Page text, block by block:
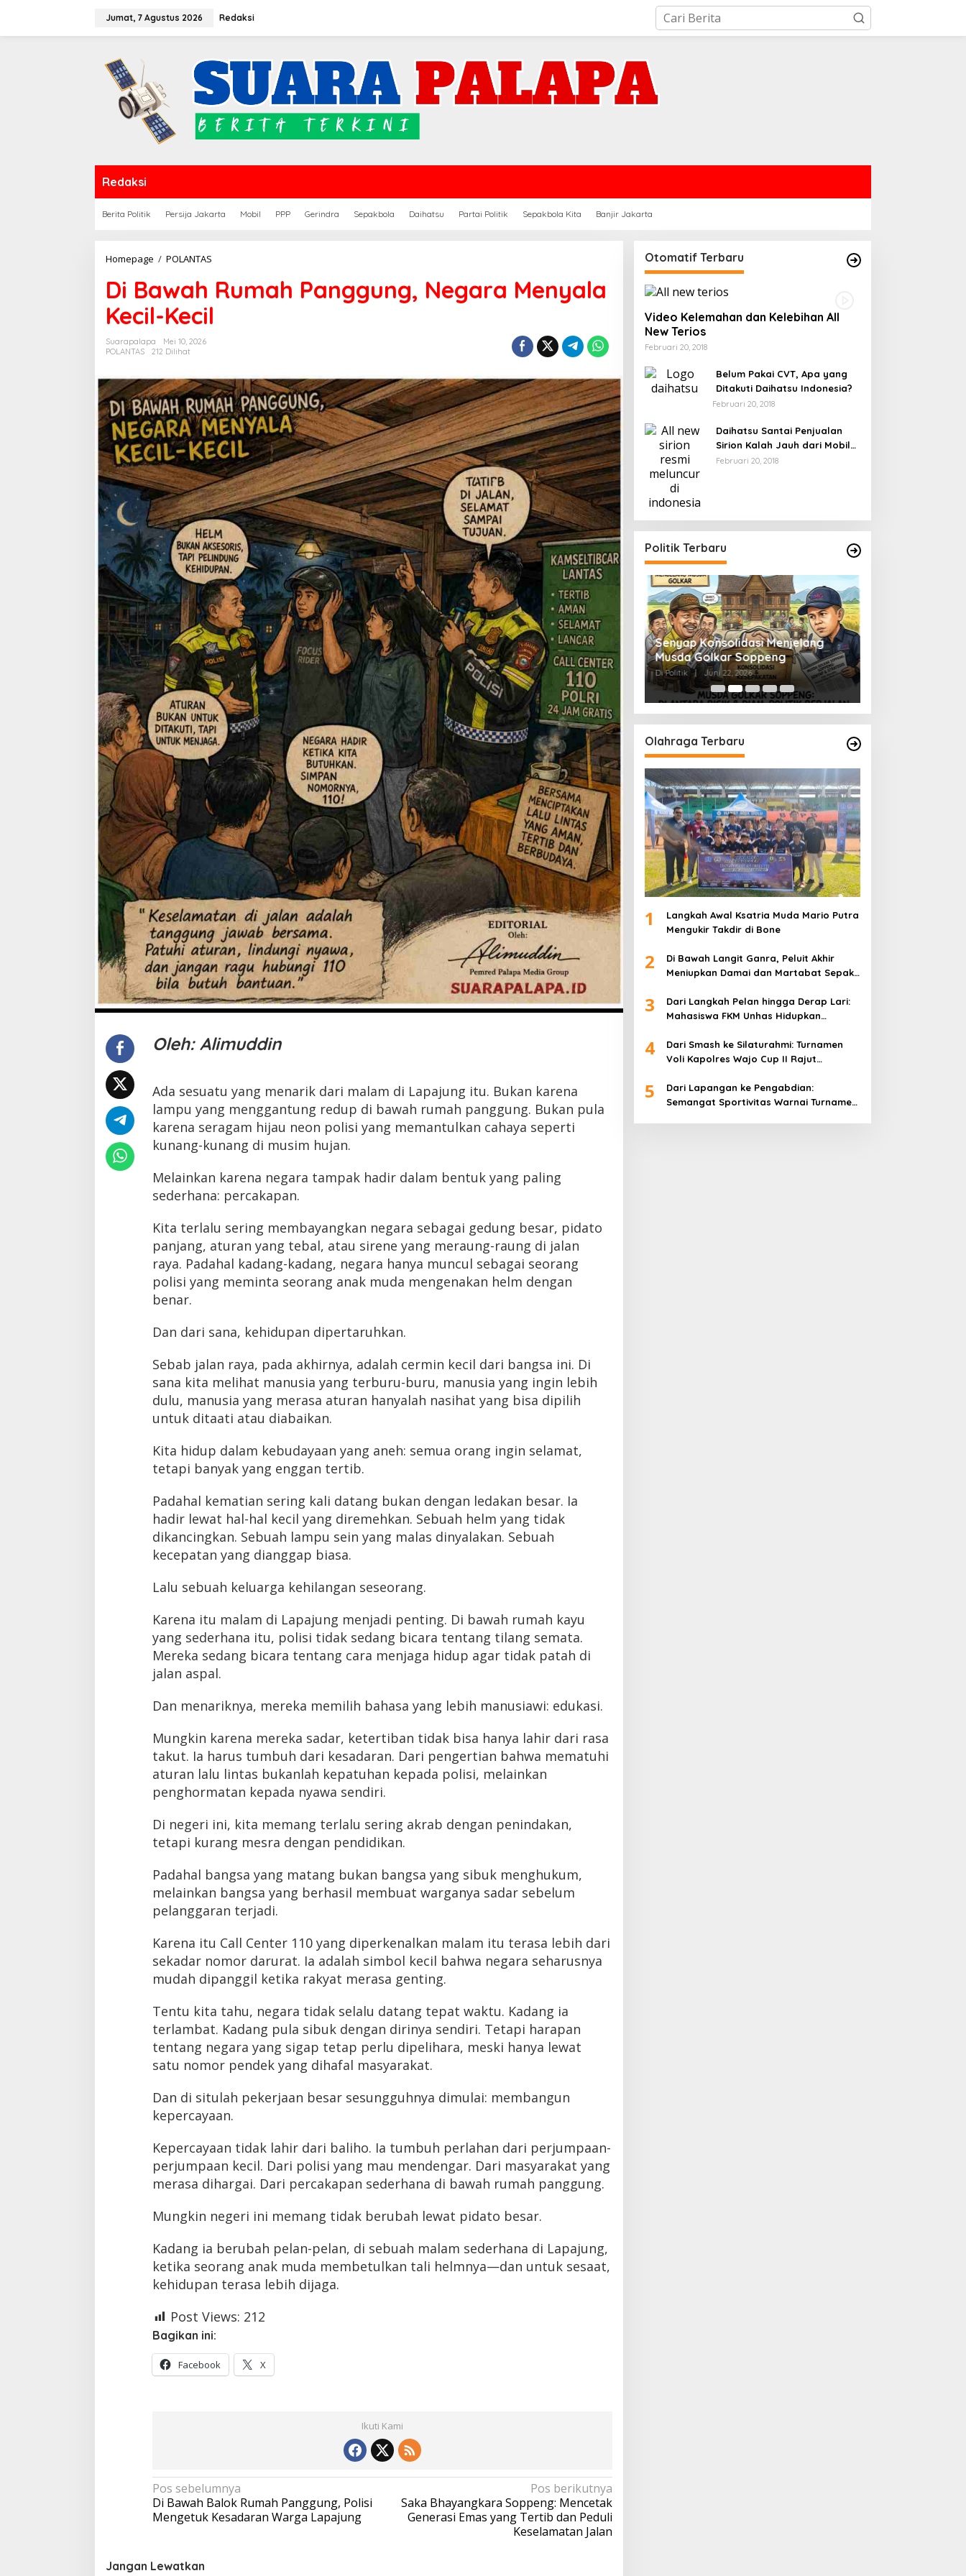
konten
Jumat, 7 Agustus 2026 Redaksi
Redaksi
Berita Politik Persija Jakarta Mobil PPP Gerindra Sepakbola Daihatsu Partai Politik Sepakbola Kita Banjir Jakarta
Homepage / POLANTAS
Rumah
Panggung,
Di Bawah Rumah Panggung, Negara Menyala
Kecil-Kecil
Suarapalapa
Mei 10, 2026
POLANTAS
212 Dilihat
Oleh: Alimuddin
Ada sesuatu yang menarik dari malam di Lapajung itu. Bukan karena
lampu yang menggantung redup di bawah rumah panggung. Bukan pula
karena seragam hijau neon polisi yang memantulkan cahaya seperti
kunang-kunang di musim hujan.
Melainkan karena negara tampak hadir dalam bentuk yang paling
sederhana: percakapan.
Kita terlalu sering membayangkan negara sebagai gedung besar, pidato
panjang, aturan yang tebal, atau sirene yang meraung-raung di jalan
raya. Padahal kadang-kadang, negara hanya muncul sebagai seorang
polisi yang meminta seorang anak muda mengenakan helm dengan
benar.
Dan dari sana, kehidupan dipertaruhkan.
Sebab jalan raya, pada akhirnya, adalah cermin kecil dari bangsa ini. Di
sana kita melihat manusia yang terburu-buru, manusia yang ingin lebih
dulu, manusia yang merasa aturan hanyalah nasihat yang bisa dipilih
untuk ditaati atau diabaikan.
Kita hidup dalam kebudayaan yang aneh: semua orang ingin selamat,
tetapi banyak yang enggan tertib.
Padahal kematian sering kali datang bukan dengan ledakan besar. Ia
hadir lewat hal-hal kecil yang diremehkan. Sebuah helm yang tidak
dikancingkan. Sebuah lampu sein yang malas dinyalakan. Sebuah
kecepatan yang dianggap biasa.
Lalu sebuah keluarga kehilangan seseorang.
Karena itu malam di Lapajung menjadi penting. Di bawah rumah kayu
yang sederhana itu, polisi tidak sedang bicara tentang tilang semata.
Mereka sedang bicara tentang cara menjaga hidup agar tidak patah di
jalan aspal.
Dan menariknya, mereka memilih bahasa yang lebih manusiawi: edukasi.
Mungkin karena mereka sadar, ketertiban tidak bisa hanya lahir dari rasa
takut. Ia harus tumbuh dari kesadaran. Dari pengertian bahwa mematuhi
aturan lalu lintas bukanlah kepatuhan kepada polisi, melainkan
penghormatan kepada nyawa sendiri.
Di negeri ini, kita memang terlalu sering akrab dengan penindakan,
tetapi kurang mesra dengan pendidikan.
Padahal bangsa yang matang bukan bangsa yang sibuk menghukum,
melainkan bangsa yang berhasil membuat warganya sadar sebelum
pelanggaran terjadi.
Karena itu Call Center 110 yang diperkenalkan malam itu terasa lebih dari
sekadar nomor darurat. Ia adalah simbol kecil bahwa negara seharusnya
mudah dipanggil ketika rakyat merasa genting.
Tentu kita tahu, negara tidak selalu datang tepat waktu. Kadang ia
terlambat. Kadang pula sibuk dengan dirinya sendiri. Tetapi harapan
tentang negara yang sigap tetap perlu dipelihara, meski hanya lewat
satu nomor pendek yang dihafal masyarakat.
Dan di situlah pekerjaan besar sesungguhnya dimulai: membangun
kepercayaan.
Kepercayaan tidak lahir dari baliho. Ia tumbuh perlahan dari perjumpaan-
perjumpaan kecil. Dari polisi yang mau mendengar. Dari masyarakat yang
merasa dihargai. Dari percakapan sederhana di bawah rumah panggung.
Mungkin negeri ini memang tidak berubah lewat pidato besar.
Kadang ia berubah pelan-pelan, di sebuah malam sederhana di Lapajung,
ketika seorang anak muda membetulkan tali helmnya—dan untuk sesaat,
kehidupan terasa lebih dijaga.
Post Views: 212
Bagikan ini:
Facebook X
Ikuti Kami
Navigasi
pos
Pos sebelumnya
Di Bawah Balok Rumah Panggung, Polisi
Mengetuk Kesadaran Warga Lapajung
Pos berikutnya
Saka Bhayangkara Soppeng: Mencetak
Generasi Emas yang Tertib dan Peduli
Keselamatan Jalan
Jangan Lewatkan
Otomatif Terbaru
Video Kelemahan dan Kelebihan All
New Terios
Februari 20, 2018
Belum Pakai CVT, Apa yang
Ditakuti Daihatsu Indonesia?
Februari 20, 2018
Daihatsu Santai Penjualan
Sirion Kalah Jauh dari Mobil
LCGC
Februari 20, 2018
Politik Terbaru
Menanti Penerus Beringin di Bumi
Latemmamala
Di Politik | Juni 22, 2026
Senyap Konsolidasi Menjelang
Musda Golkar Soppeng
Di Politik | Juni 22, 2026
Olahraga Terbaru
1
Langkah Awal Ksatria Muda Mario Putra
Mengukir Takdir di Bone
2
Di Bawah Langit Ganra, Peluit Akhir
Meniupkan Damai dan Martabat Sepak
3
Dari Langkah Pelan hingga Derap Lari:
Mahasiswa FKM Unhas Hidupkan
4
Dari Smash ke Silaturahmi: Turnamen
Voli Kapolres Wajo Cup II Rajut
80
5
Dari Lapangan ke Pengabdian:
Semangat Sportivitas Warnai Turnamen